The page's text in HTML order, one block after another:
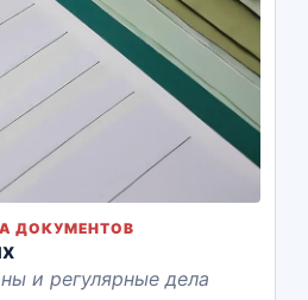
ДОКУМЕНТОВ
и регулярные дела